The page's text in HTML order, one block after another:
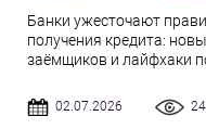
Банки ужесточают
получения кредита:
заёмщиков и лайфхаки
02.07.2026 24